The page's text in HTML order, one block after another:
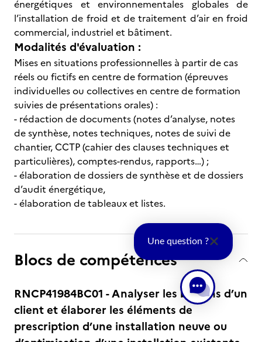
énergétiques et environnementales globales de
l’installation de froid et de traitement d’air en froid
commercial, industriel et bâtiment.
Modalités d'évaluation :
Mises en situations professionnelles à partir de cas
réels ou fictifs en centre de formation (épreuves
individuelles ou collectives en centre de formation
suivies de présentations orales) :
- rédaction de documents (notes d’analyse, notes
de synthèse, notes techniques, notes de suivi de
chantier, CCTP (cahier des clauses techniques et
particulières), comptes-rendus, rapports…) ;
- élaboration de dossiers de synthèse et de dossiers
d’audit énergétique,
- élaboration de tableaux et listes.
Blocs de compétences
RNCP41984BC01 - Analyser les besoins d’un
client et élaborer les éléments de
prescription d’une installation neuve ou
Une question ?